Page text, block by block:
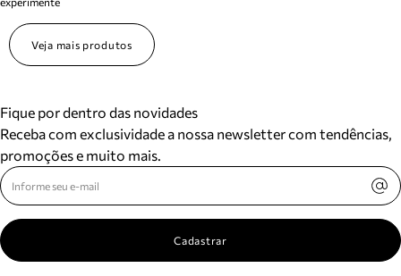
Veja mais produtos
Fique por dentro das novidades
Receba com exclusividade a nossa newsletter com tendências,
promoções e muito mais.
Cadastrar